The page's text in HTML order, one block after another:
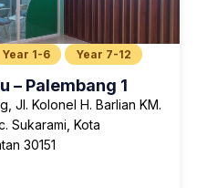
Year 1-6 Year 7-12
– Palembang 1
Jl. Kolonel H. Barlian KM.
Sukarami, Kota
30151